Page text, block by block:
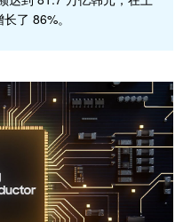
了 86%。